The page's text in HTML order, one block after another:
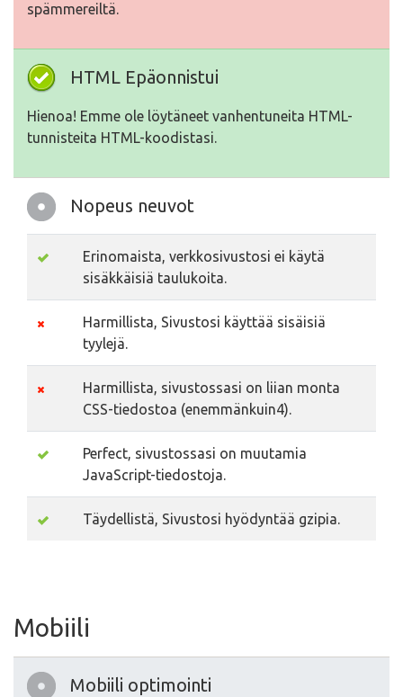
spämmereiltä.
HTML Epäonnistui
Hienoa! Emme ole löytäneet vanhentuneita HTML-
tunnisteita HTML-koodistasi.
Nopeus neuvot
Erinomaista, verkkosivustosi ei käytä
sisäkkäisiä taulukoita.
Harmillista, Sivustosi käyttää sisäisiä
tyylejä.
Harmillista, sivustossasi on liian monta
CSS-tiedostoa (enemmänkuin4).
Perfect, sivustossasi on muutamia
JavaScript-tiedostoja.
Täydellistä, Sivustosi hyödyntää gzipia.
Mobiili
Mobiili optimointi